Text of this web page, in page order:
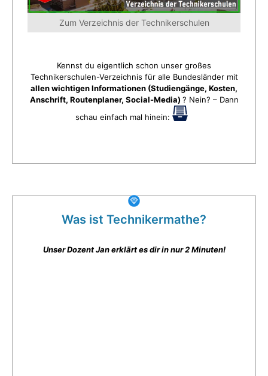
Zum Verzeichnis der Technikerschulen
Kennst du eigentlich schon unser großes
Technikerschulen-Verzeichnis für alle Bundesländer mit
allen wichtigen Informationen (Studiengänge, Kosten,
Anschrift, Routenplaner, Social-Media) ? Nein? – Dann
schau einfach mal hinein:
Was ist Technikermathe?
Unser Dozent Jan erklärt es dir in nur 2 Minuten!